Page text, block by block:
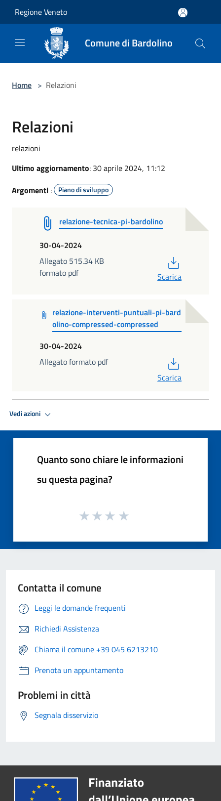
Regione Veneto
Comune di Bardolino
Home > Relazioni
Relazioni
relazioni
Ultimo aggiornamento: 30 aprile 2024, 11:12
Argomenti : Piano di sviluppo
relazione-tecnica-pi-bardolino
30-04-2024
Allegato 515.34 KB
formato pdf
Scarica
relazione-interventi-puntuali-pi-bard
olino-compressed-compressed
30-04-2024
Allegato formato pdf
Scarica
Vedi azioni
Quanto sono chiare le informazioni
su questa pagina?
Contatta il comune
Leggi le domande frequenti
Richiedi Assistenza
Chiama il comune +39 045 6213210
Prenota un appuntamento
Problemi in città
Segnala disservizio